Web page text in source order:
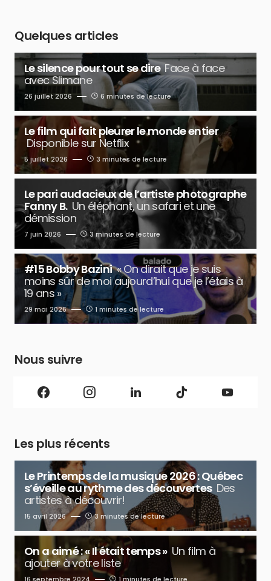
Quelques articles
Le silence pour tout se dire Face à face
avec Slimane
26 juillet 2026 6 minutes de lecture
Le film qui fait pleurer le monde entier
Disponible sur Netflix
5 juillet 2026 3 minutes de lecture
Le pari audacieux de l’artiste photographe
Fanny B. Un éléphant, un safari et une
démission
7 juin 2026 3 minutes de lecture
#15 Bobby Bazini « On dirait que je suis
moins sûr de moi aujourd’hui que je l’étais à
19 ans »
29 mai 2026 1 minutes de lecture
Nous suivre
Les plus récents
Le Printemps de la musique 2026 : Québec
s’éveille au rythme des découvertes Des
artistes à découvrir!
15 avril 2026 3 minutes de lecture
On a aimé : « Il était temps » Un film à
ajouter à votre liste